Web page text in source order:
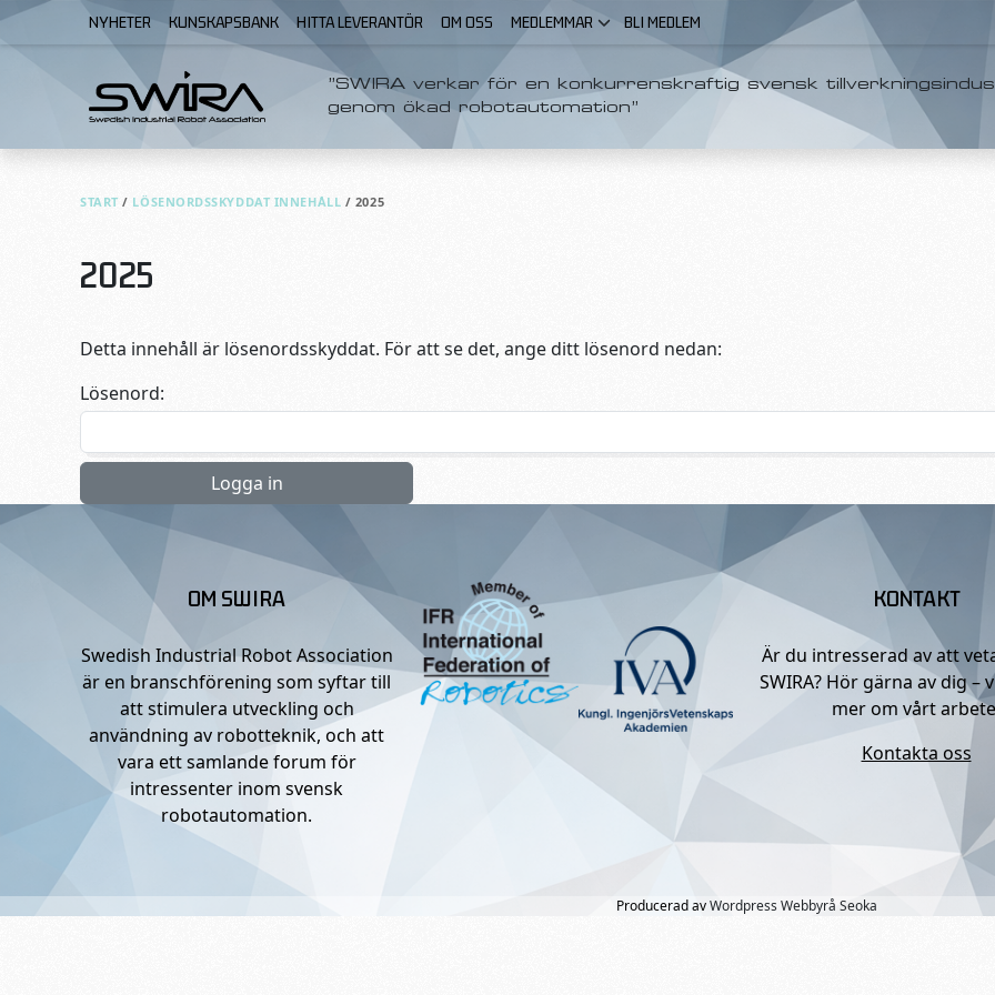
Skip to content
NYHETER KUNSKAPSBANK HITTA LEVERANTÖR OM OSS MEDLEMMAR BLI MEDLEM
”SWIRA verkar för en konkurrenskraftig svensk
genom ökad robotautomation”
START / LÖSENORDSSKYDDAT INNEHÅLL / 2025
2025
Detta innehåll är lösenordsskyddat. För att se det, ange ditt lösenord nedan:
Lösenord:
OM SWIRA
Swedish Industrial Robot Association
är en branschförening som syftar till
att stimulera utveckling och
användning av robotteknik, och att
vara ett samlande forum för
intressenter inom svensk
robotautomation.
KONTAKT
Är du intresserad av att
SWIRA? Hör gärna av dig –
mer om vårt
Kontakta oss
Producerad av Wordpress Webbyrå Seoka